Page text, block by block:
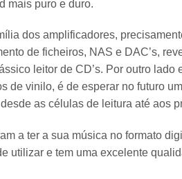
mais puro e duro.
dos amplificadores,
de ficheiros, NAS e DAC’s,
leitor de CD’s. Por outro lado
vinilo, é de esperar no futuro
as células de leitura até aos
a ter a sua música no formato
utilizar e tem uma excelente